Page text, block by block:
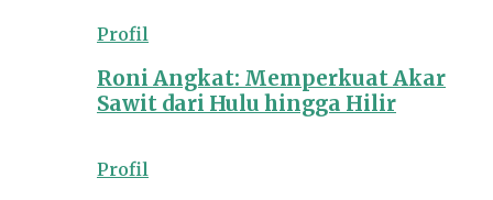
Profil
Roni Angkat: Memperkuat Akar
Sawit dari Hulu hingga Hilir
Profil